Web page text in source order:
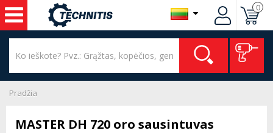
0
Pradžia
MASTER DH 720 oro sausintuvas